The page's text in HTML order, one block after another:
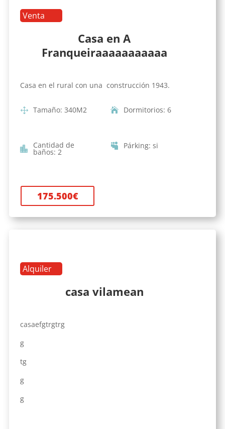
Venta
Casa en A
Franqueiraaaaaaaaaaa
Casa en el rural con una construcción 1943.
Tamaño: 340M2 Dormitorios: 6
Cantidad de
baños: 2
Párking: si
175.500€
Alquiler
casa vilamean
casaefgtrgtrg
g
tg
g
g